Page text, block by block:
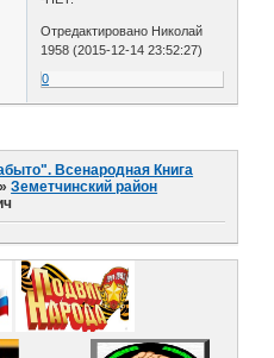
Отредактировано Николай
1958 (2015-12-14 23:52:27)
0
Всенародная Книга
»Земетчинский район